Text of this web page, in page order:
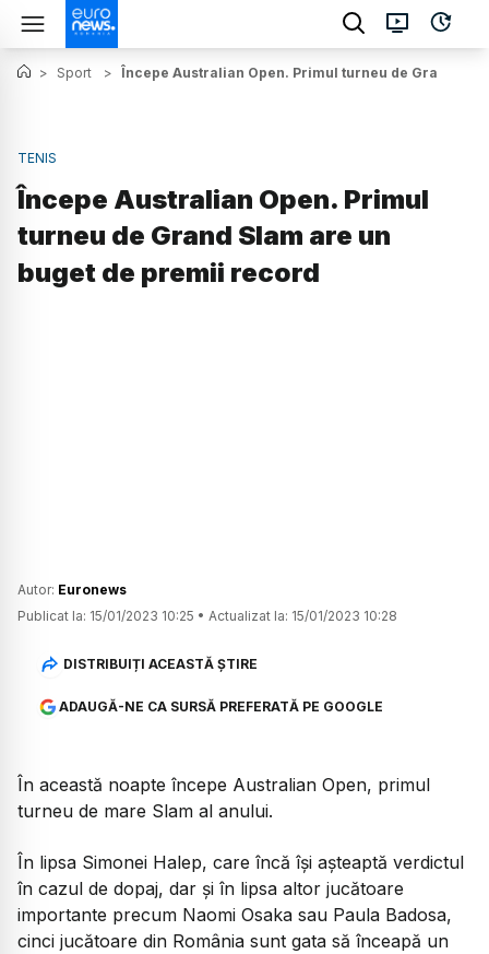
> Sport > Începe Australian Open. Primul turneu de Grand
TENIS
Începe Australian Open. Primul
turneu de Grand Slam are un
buget de premii record
Autor: Euronews
Publicat la: 15/01/2023 10:25 • Actualizat la: 15/01/2023 10:28
DISTRIBUIȚI ACEASTĂ ȘTIRE
ADAUGĂ-NE CA SURSĂ PREFERATĂ PE GOOGLE
În această noapte începe Australian Open, primul
turneu de mare Slam al anului.
În lipsa Simonei Halep, care încă își așteaptă verdictul
în cazul de dopaj, dar și în lipsa altor jucătoare
importante precum Naomi Osaka sau Paula Badosa,
cinci jucătoare din România sunt gata să înceapă un